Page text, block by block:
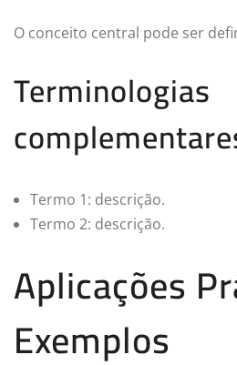
O conceito central pode ser
Terminologias
Termo 1: descrição.
Termo 2: descrição.
Aplicações
Exemplos